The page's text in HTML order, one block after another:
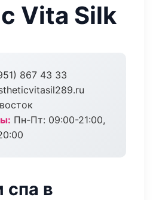
Vita Silk
867 43 33
Пн-Пт: 09:00-21:00,
в